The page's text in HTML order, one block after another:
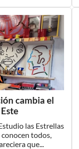
cambia el
las Estrellas
todos,
que...